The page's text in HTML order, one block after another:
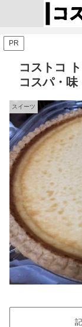
PR
コストコ
コスパ・
スイーツ